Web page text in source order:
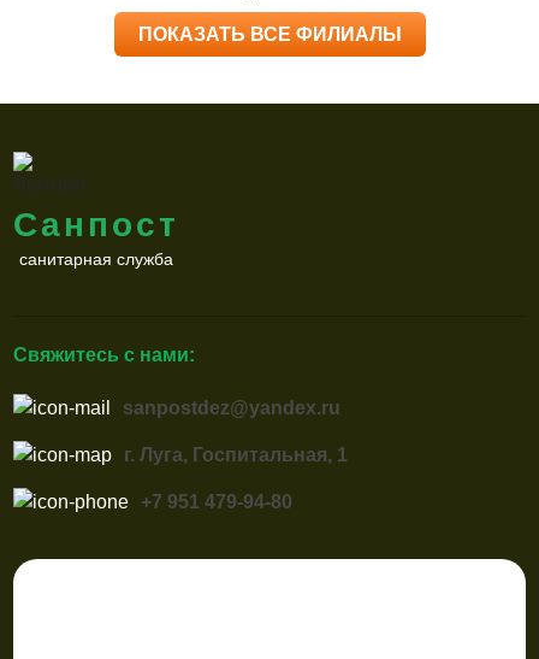
ПОКАЗАТЬ ВСЕ ФИЛИАЛЫ
Санпост
санитарная служба
Свяжитесь с нами:
sanpostdez@yandex.ru
г. Луга, Госпитальная, 1
+7 951 479-94-80